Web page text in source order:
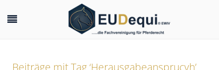
Beiträge mit Tag ‘Herausgabeansprucvh’